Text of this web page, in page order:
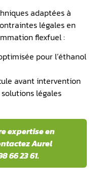
adaptées à
légales en
flexfuel :
pour l’éthanol
avant intervention
légales
expertise en
Aurel
66 23 61.